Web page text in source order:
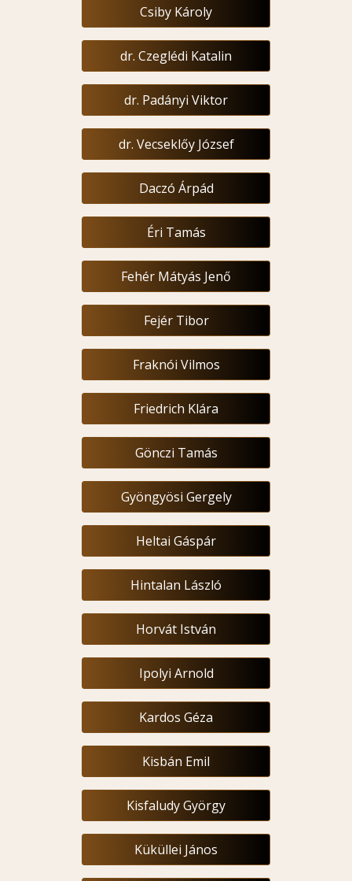
Csiby Károly
dr. Czeglédi Katalin
dr. Padányi Viktor
dr. Vecseklőy József
Daczó Árpád
Éri Tamás
Fehér Mátyás Jenő
Fejér Tibor
Fraknói Vilmos
Friedrich Klára
Gönczi Tamás
Gyöngyösi Gergely
Heltai Gáspár
Hintalan László
Horvát István
Ipolyi Arnold
Kardos Géza
Kisbán Emil
Kisfaludy György
Küküllei János